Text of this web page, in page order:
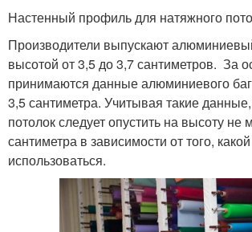
Настенный профиль для натяжного
Производители выпускают
высотой от 3,5 до 3,7 сантиметров. За
принимаются данные алюминиевого
3,5 сантиметра. Учитывая такие
потолок следует опустить на высоту не
сантиметра в зависимости от того,
использоваться.